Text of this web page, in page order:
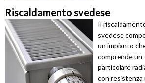
Riscaldamento svedese
Il
svedese
un impianto
comprende un
particolare
con resistenza